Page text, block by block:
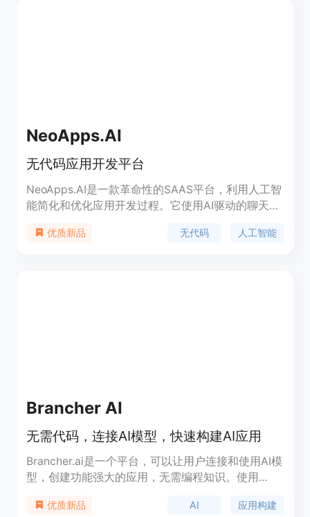
NeoApps.AI
无代码应用开发平台
NeoApps.AI是一款革命性的SAAS平台，利用人工智
能简化和优化应用开发过程。它使用AI驱动的聊天机
建数据库、生成API和设计用户界面，从而快速、高
优质新品 无代码 人工智能
Brancher AI
无需代码，连接AI模型，快速构建AI应用
Brancher.ai是一个平台，可以让用户连接和使用AI模
型，创建功能强大的应用，无需编程知识。使用
发挥AI的潜力，构建独特而复杂的应用。该平台还提
优质新品 AI 应用构建